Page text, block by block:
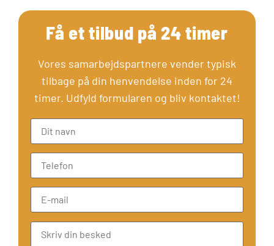
Få et tilbud på 24 timer
Vores samarbejdspartnere vender typisk
tilbage på din henvendelse inden for 24
timer. Udfyld formularen og bliv kontaktet!